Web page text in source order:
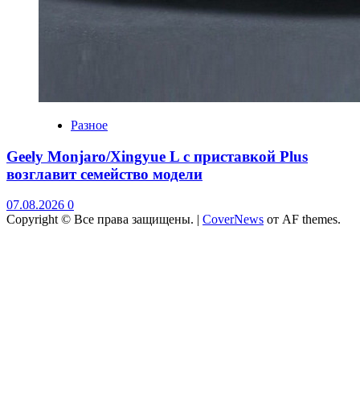
Разное
Geely Monjaro/Xingyue L с приставкой Plus
возглавит семейство модели
07.08.2026 0
Copyright © Все права защищены. | CoverNews от AF themes.